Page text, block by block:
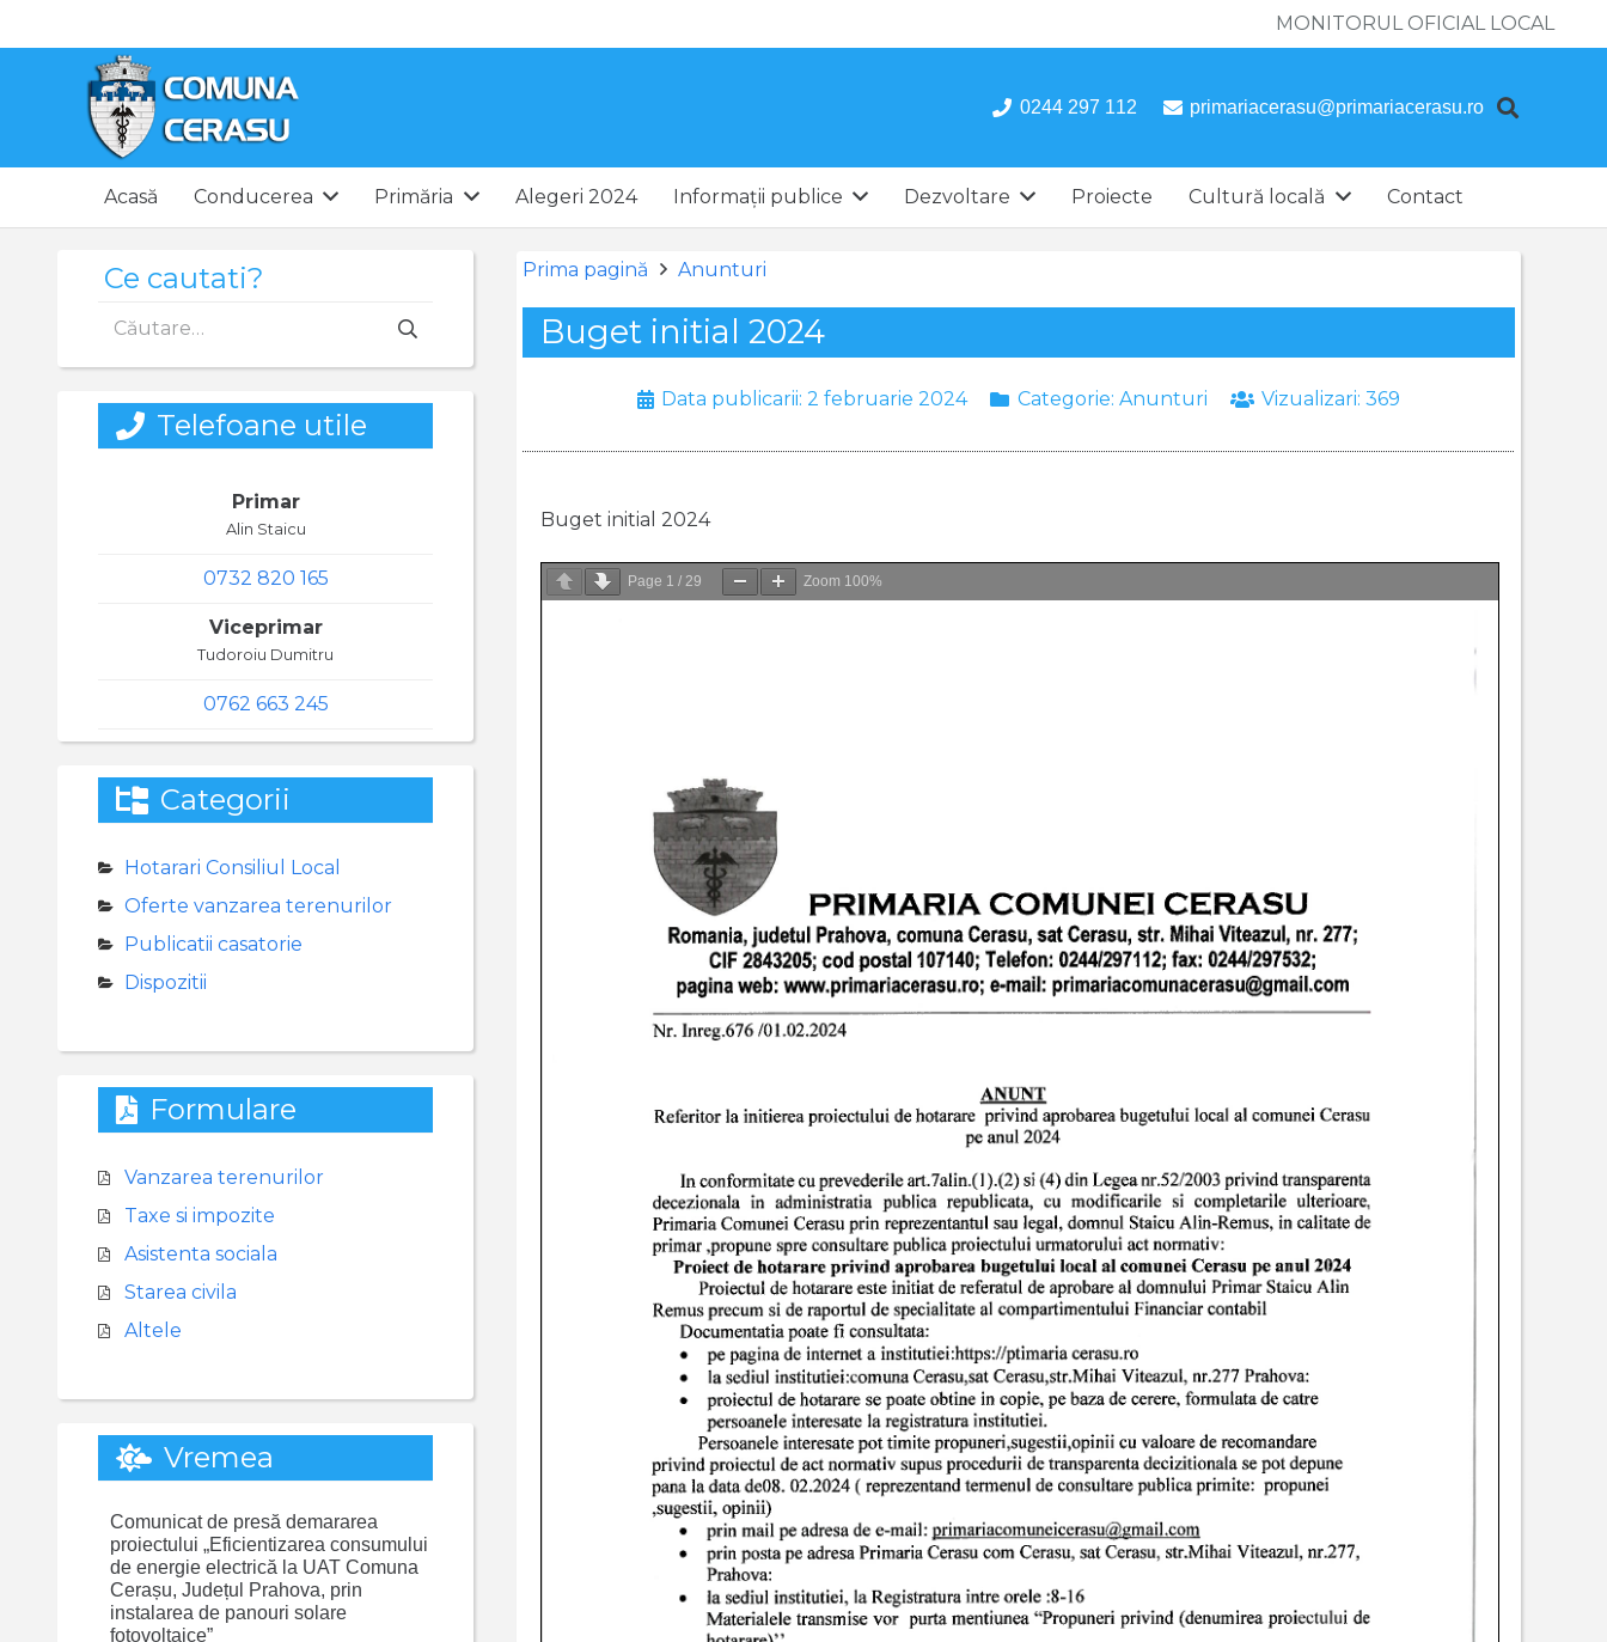
MONITORUL OFICIAL LOCAL
0244 297 112 primariacerasu@primariacerasu.ro
Acasă Conducerea Primăria Alegeri 2024 Informații publice Dezvoltare Proiecte Cultură locală Contact
Prima pagină Anunturi
Buget initial 2024
Data publicarii:2 februarie 2024 Categorie: Anunturi Vizualizari:369
Buget initial 2024
Page 1 / 29 Zoom 100%
Ce cautati?
după:
Telefoane utile
Primar
Alin Staicu
0732 820 165
Viceprimar
Tudoroiu Dumitru
0762 663 245
Categorii
Hotarari Consiliul Local
Oferte vanzarea terenurilor
Publicatii casatorie
Dispozitii
Formulare
Vanzarea terenurilor
Taxe si impozite
Asistenta sociala
Starea civila
Altele
Vremea
Comunicat de presă demararea
proiectului „Eficientizarea consumului
de energie electrică la UAT Comuna
Cerașu, Județul Prahova, prin
instalarea de panouri solare
fotovoltaice”